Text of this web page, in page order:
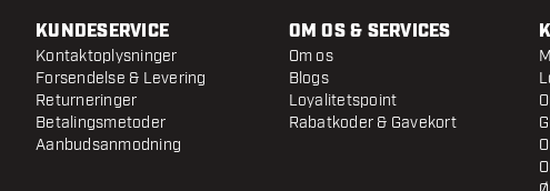
KUNDESERVICE
Kontaktoplysninger
Forsendelse & Levering
Returneringer
Betalingsmetoder
Aanbudsanmodning
OM OS & SERVICES
Om os
Blogs
Loyalitetspoint
Rabatkoder & Gavekort